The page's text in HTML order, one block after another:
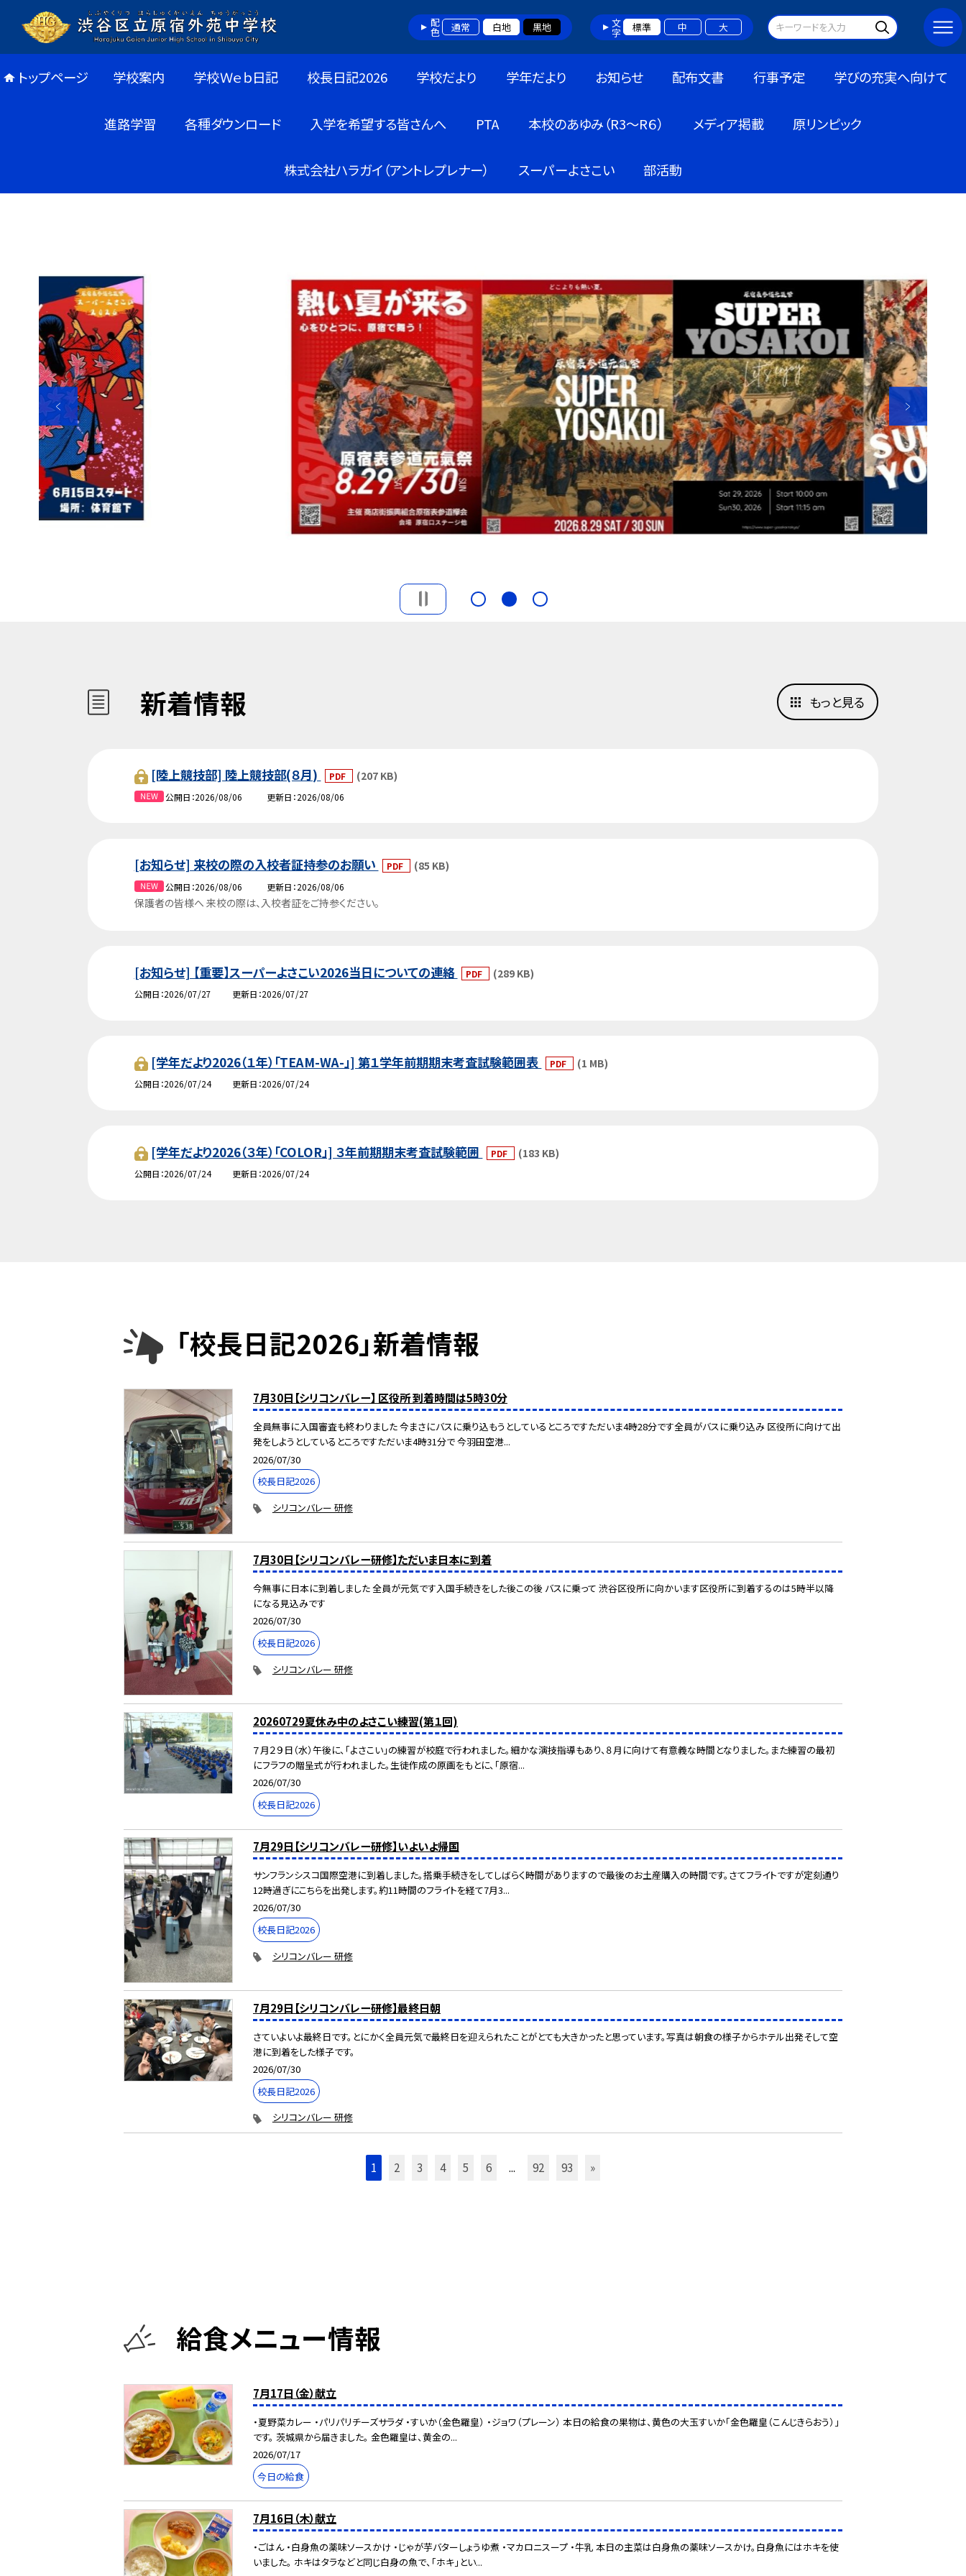
配色 通常 白地 黒地 文字 標準 中 大
トップページ 学校案内 学校Ｗｅｂ日記 校長日記2026 学校だより 学年だより お知らせ 配布文書 行事予定 学びの充実へ向けて
進路学習 各種ダウンロード 入学を希望する皆さんへ PTA 本校のあゆみ（R3～R６） メディア掲載 原リンピック
株式会社ハラガイ（アントレプレナー） スーパーよさこい 部活動
新着情報
[陸上競技部] 陸上競技部(８月) PDF (207 KB)
公開日 2026/08/06 更新日 2026/08/06
[お知らせ] 来校の際の入校者証持参のお願い PDF (85 KB)
公開日 2026/08/06 更新日 2026/08/06
保護者の皆様へ 来校の際は、入校者証をご持参ください。
[お知らせ] 【重要】スーパーよさこい2026当日についての連絡 PDF (289 KB)
公開日 2026/07/27 更新日 2026/07/27
[学年だより2026（１年）「TEAM-WA-」] 第１学年前期期末考査試験範囲表 PDF (1 MB)
公開日 2026/07/24 更新日 2026/07/24
[学年だより2026（３年）「COLOR」] ３年前期期末考査試験範囲 PDF (183 KB)
公開日 2026/07/24 更新日 2026/07/24
もっと見る
「校長日記2026」新着情報
7月30日【シリコンバレー】 区役所 到着時間は5時30分
全員無事に入国審査も終わりました 今まさにバスに乗り込もうとしているところですただいま4時28分です全員がバスに乗り込み 区役所に向けて出
発をしようとしているところですただいま4時31分で 今羽田空港...
2026/07/30
校長日記2026
シリコンバレー 研修
7月30日【シリコンバレー研修】ただいま日本に到着
今無事に日本に到着しました 全員が元気です入国手続きをした後この後 バスに乗って 渋谷区役所に向かいます区役所に到着するのは5時半以降
になる見込みです
2026/07/30
校長日記2026
シリコンバレー 研修
20260729夏休み中のよさこい練習(第１回)
７月２９日（水）午後に、「よさこい」の練習が校庭で行われました。細かな演技指導もあり、８月に向けて有意義な時間となりました。また練習の最初
にフラフの贈呈式が行われました。生徒作成の原画をもとに、「原宿...
2026/07/30
校長日記2026
7月29日【シリコンバレー研修】いよいよ帰国
サンフランシスコ国際空港に到着しました。搭乗手続きをしてしばらく時間がありますので最後のお土産購入の時間です。さてフライトですが定刻通り
12時過ぎにこちらを出発します。約11時間のフライトを経て7月3...
2026/07/30
校長日記2026
シリコンバレー 研修
7月29日【シリコンバレー研修】最終日朝
さていよいよ最終日です。とにかく全員元気で最終日を迎えられたことがとても大きかったと思っています。写真は朝食の様子からホテル出発そして空
港に到着をした様子です。
2026/07/30
校長日記2026
シリコンバレー 研修
1 2 3 4 5 6 ... 92 93 »
給食メニュー情報
7月17日（金）献立
・夏野菜カレー ・パリパリチーズサラダ ・すいか（金色羅皇） ・ジョワ（プレーン） 本日の給食の果物は、黄色の大玉すいか「金色羅皇（こんじきらおう）」
です。 茨城県から届きました。 金色羅皇は、黄金の...
2026/07/17
今日の給食
7月16日（木）献立
・ごはん ・白身魚の薬味ソースかけ ・じゃが芋バターしょうゆ煮 ・マカロニスープ ・牛乳 本日の主菜は白身魚の薬味ソースかけ。白身魚にはホキを使
いました。 ホキはタラなどと同じ白身の魚で、「ホキ」とい...